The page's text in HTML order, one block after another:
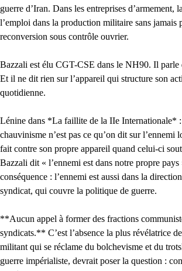
guerre d’Iran. Dans les entreprises d’armement,
l’emploi dans la production militaire sans jamais
reconversion sous contrôle ouvrier.
Bazzali est élu CGT-CSE dans le NH90. Il parle
Et il ne dit rien sur l’appareil qui structure son
quotidienne.
Lénine dans *La faillite de la IIe Internationale*
chauvinisme n’est pas ce qu’on dit sur l’ennemi
fait contre son propre appareil quand celui-ci
Bazzali dit « l’ennemi est dans notre propre
conséquence : l’ennemi est aussi dans la
syndicat, qui couvre la politique de guerre.
**Aucun appel à former des fractions
syndicats.** C’est l’absence la plus révélatrice
militant qui se réclame du bolchevisme et du
guerre impérialiste, devrait poser la question :